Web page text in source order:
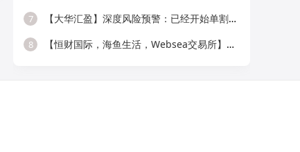
7 【大华汇盈】深度风险预警：已经开始单割，会员抓紧提现！！！
8 【恒财国际，海鱼生活，Websea交易所】这3个项目随时崩盘跑路，赶快远离！